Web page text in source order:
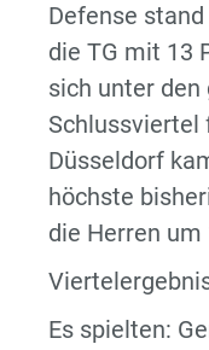
Defense
die TG mit 13
sich unter
Schlussviertel
Düsseldorf
höchste
die Herren um
Es spielten: